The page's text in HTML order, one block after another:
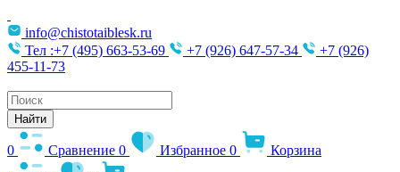
info@chistotaiblesk.ru
Тел :+7 (495) 663-53-69
+7 (926) 647-57-34
+7 (926)
455-11-73
Поиск
товаров
Найти
0 Сравнение 0 Избранное 0
Корзина